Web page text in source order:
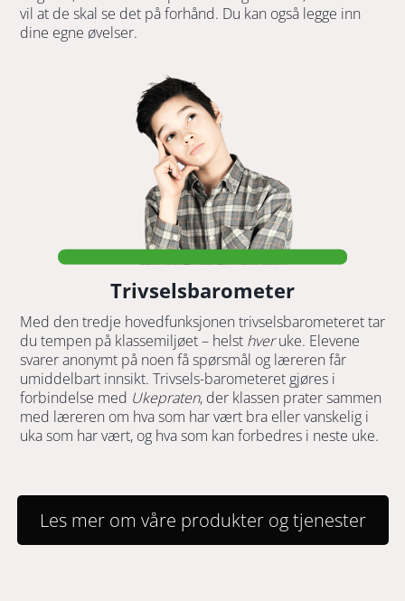
vil at de skal se det på forhånd. Du kan også legge inn
dine egne øvelser.
Trivselsbarometer
Med den tredje hovedfunksjonen trivselsbarometeret tar
du tempen på klassemiljøet – helst hveruke. Elevene
svarer anonymt på noen få spørsmål og læreren får
umiddelbart innsikt. Trivsels-barometeret gjøres i
forbindelse med Ukepraten, der klassen prater sammen
med læreren om hva som har vært bra eller vanskelig i
uka som har vært, og hva som kan forbedres i neste uke.
Les mer om våre produkter og tjenester